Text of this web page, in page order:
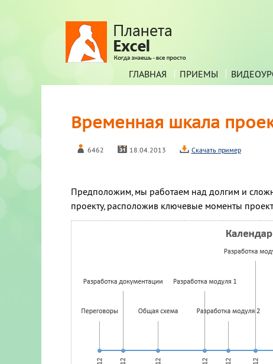
ГЛАВНАЯ ПРИЕМЫ
Временная шкала
6462 18.04.2013 Скачать пример
Предположим, мы работаем над долгим и
проекту, расположив ключевые моменты